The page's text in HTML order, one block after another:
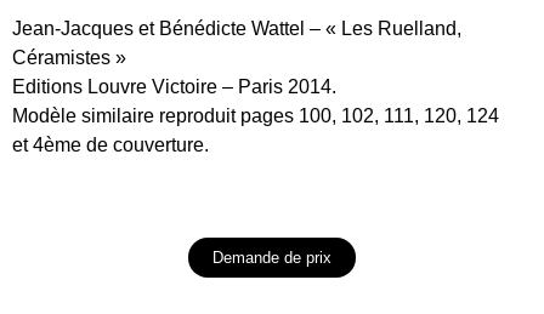
Jean-Jacques et Bénédicte Wattel – « Les Ruelland,
Céramistes »
Editions Louvre Victoire – Paris 2014.
Modèle similaire reproduit pages 100, 102, 111, 120, 124
et 4ème de couverture.
Demande de prix